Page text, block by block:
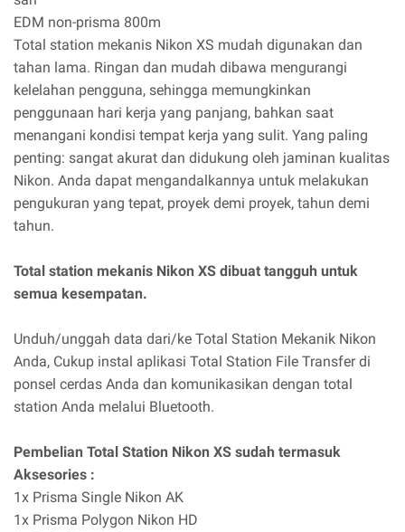
EDM non-prisma 800m
Total station mekanis Nikon XS mudah digunakan dan
tahan lama. Ringan dan mudah dibawa mengurangi
kelelahan pengguna, sehingga memungkinkan
penggunaan hari kerja yang panjang, bahkan saat
menangani kondisi tempat kerja yang sulit. Yang paling
penting: sangat akurat dan didukung oleh jaminan kualitas
Nikon. Anda dapat mengandalkannya untuk melakukan
pengukuran yang tepat, proyek demi proyek, tahun demi
tahun.
Total station mekanis Nikon XS dibuat tangguh untuk
semua kesempatan.
Unduh/unggah data dari/ke Total Station Mekanik Nikon
Anda, Cukup instal aplikasi Total Station File Transfer di
ponsel cerdas Anda dan komunikasikan dengan total
station Anda melalui Bluetooth.
Pembelian Total Station Nikon XS sudah termasuk
Aksesories :
1x Prisma Single Nikon AK
1x Prisma Polygon Nikon HD